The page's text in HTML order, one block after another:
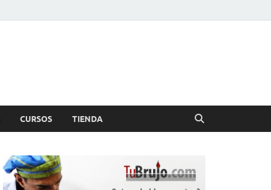
CURSOS TIENDA